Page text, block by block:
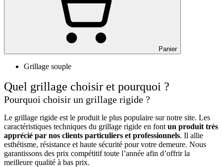
Panier
Grillage souple
Quel grillage choisir et pourquoi ?
Pourquoi choisir un grillage rigide ?
Le grillage rigide est le produit le plus populaire sur notre site. Les
caractéristiques techniques du grillage rigide en font un produit très
apprécié par nos clients particuliers et professionnels. Il allie
esthétisme, résistance et haute sécurité pour votre demeure. Nous
garantissons des prix compétitif toute l’année afin d’offrir la
meilleure qualité à bas prix.